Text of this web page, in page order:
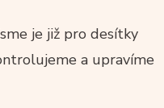
je již pro desítky
a upravíme